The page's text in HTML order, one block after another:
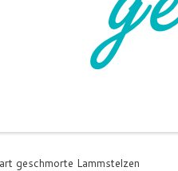
geschmorte Lammstelzen